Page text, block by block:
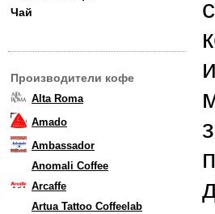
Чай
Производители кофе
Alta Roma
Amado
Ambassador
Anomali Coffee
Arcaffe
Artua Tattoo Coffeelab